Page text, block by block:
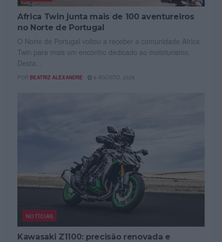
Africa Twin junta mais de 100 aventureiros
no Norte de Portugal
O Norte de Portugal voltou a receber a comunidade Africa
Twin para mais um encontro dedicado ao mototurismo.
Desta...
POR BEATRIZ ALEXANDRE 6 AGOSTO, 2026
NOTÍCIAS
Kawasaki Z1100: precisão renovada e